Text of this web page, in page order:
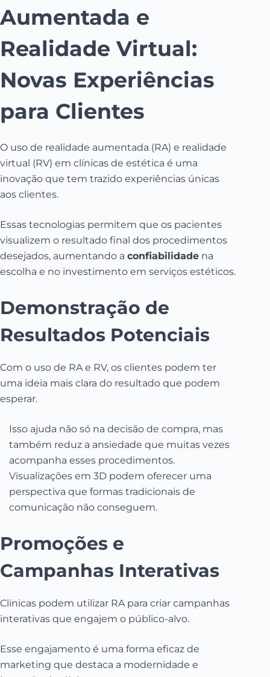
Aumentada e
Realidade Virtual:
Novas Experiências
para Clientes
O uso de realidade aumentada (RA) e realidade
virtual (RV) em clínicas de estética é uma
inovação que tem trazido experiências únicas
aos clientes.
Essas tecnologias permitem que os pacientes
visualizem o resultado final dos procedimentos
desejados, aumentando a confiabilidade na
escolha e no investimento em serviços estéticos.
Demonstração de
Resultados Potenciais
Com o uso de RA e RV, os clientes podem ter
uma ideia mais clara do resultado que podem
esperar.
Isso ajuda não só na decisão de compra, mas
também reduz a ansiedade que muitas vezes
acompanha esses procedimentos.
Visualizações em 3D podem oferecer uma
perspectiva que formas tradicionais de
comunicação não conseguem.
Promoções e
Campanhas Interativas
Clínicas podem utilizar RA para criar campanhas
interativas que engajem o público-alvo.
Esse engajamento é uma forma eficaz de
marketing que destaca a modernidade e